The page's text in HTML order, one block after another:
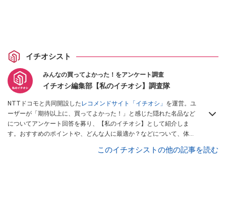
イチオシスト
みんなの買ってよかった！をアンケート調査
イチオシ編集部【私のイチオシ】調査隊
NTTドコモと共同開設したレコメンドサイト「イチオシ」 を運営。ユ
ーザーが「期待以上に、買ってよかった！」と感じた隠れた名品など
についてアンケート回答を募り、【私のイチオシ】として紹介しま
す。おすすめのポイントや、どんな人に最適か？などについて、体験
このイチオシストの他の記事を読む